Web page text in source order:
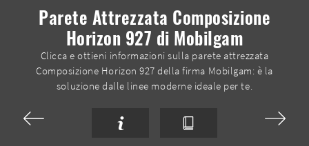
Parete Attrezzata Composizione
Horizon 927 di Mobilgam
Clicca e ottieni informazioni sulla parete attrezzata
Composizione Horizon 927 della firma Mobilgam: è la
soluzione dalle linee moderne ideale per te.